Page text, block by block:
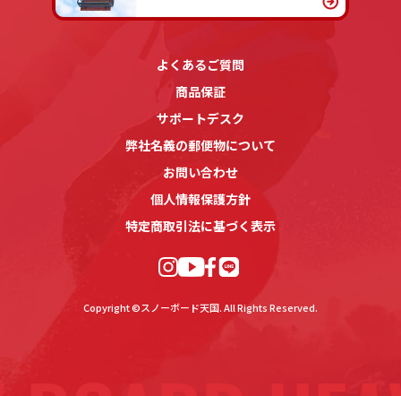
よくあるご質問
商品保証
サポートデスク
弊社名義の郵便物について
お問い合わせ
個人情報保護方針
特定商取引法に基づく表示
Copyright ©スノーボード天国. All Rights Reserved.